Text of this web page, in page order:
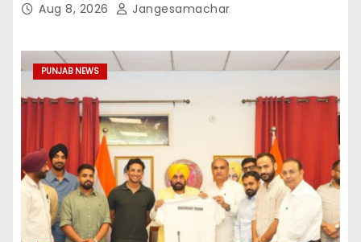
Aug 8, 2026 Jangesamachar
PUNJAB NEWS